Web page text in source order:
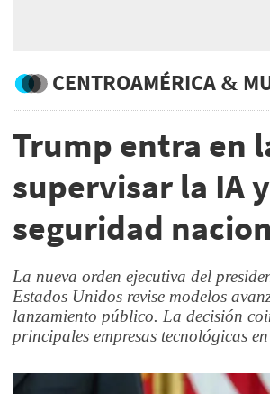
CENTROAMÉRICA &
Trump entra en
supervisar la IA
seguridad
La nueva orden ejecutiva del
Estados Unidos revise modelos
lanzamiento público. La decisión
principales empresas tecnológicas